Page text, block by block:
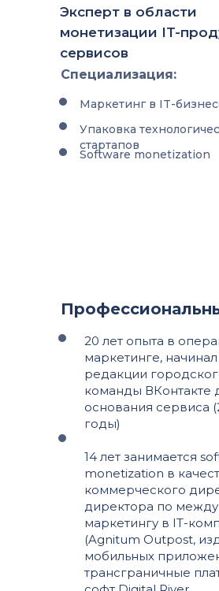
20 лет опыта в
маркетинге,
редакции
команды ВКонтакте
основания сервиса
годы)
14 лет занимается
monetization в
коммерческого
директора по
маркетингу в IT-
(Agnitum Outpost,
мобильных
трансграничные
Эксперт в области
монетизации IT-
сервисов
Специализация:
Маркетинг в IT-
Software monetization
Упаковка
стартапов